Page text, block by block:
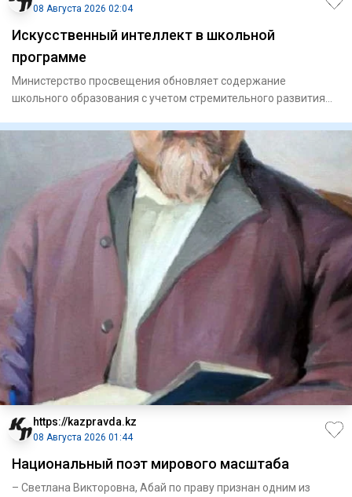
08 Августа 2026 02:04
Искусственный интеллект в школьной
программе
Министерство просвещения обновляет содержание
школьного образования с учетом стремительного развития
https://kazpravda.kz
08 Августа 2026 01:44
Национальный поэт мирового масштаба
– Светлана Викторовна, Абай по праву признан одним из